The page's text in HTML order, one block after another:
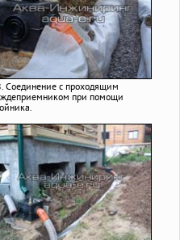
Соединение с проходящим
при помощи